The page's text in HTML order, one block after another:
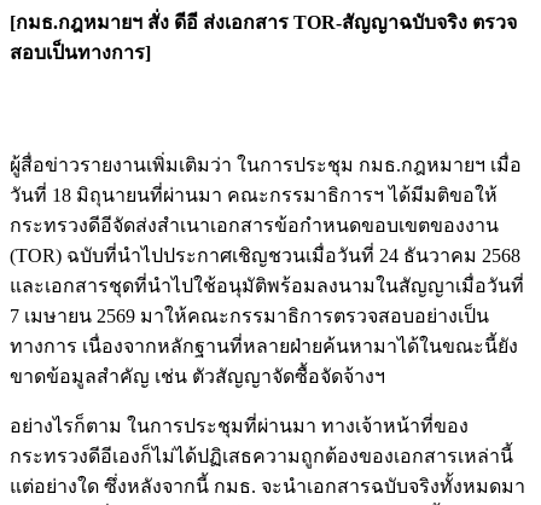
[กมธ.กฎหมายฯ สั่ง ดีอี ส่งเอกสาร TOR-สัญญาฉบับจริง ตรวจ
สอบเป็นทางการ]
ผู้สื่อข่าวรายงานเพิ่มเติมว่า ในการประชุม กมธ.กฎหมายฯ เมื่อ
วันที่ 18 มิถุนายนที่ผ่านมา คณะกรรมาธิการฯ ได้มีมติขอให้
กระทรวงดีอีจัดส่งสำเนาเอกสารข้อกำหนดขอบเขตของงาน
(TOR) ฉบับที่นำไปประกาศเชิญชวนเมื่อวันที่ 24 ธันวาคม 2568
และเอกสารชุดที่นำไปใช้อนุมัติพร้อมลงนามในสัญญาเมื่อวันที่
7 เมษายน 2569 มาให้คณะกรรมาธิการตรวจสอบอย่างเป็น
ทางการ เนื่องจากหลักฐานที่หลายฝ่ายค้นหามาได้ในขณะนี้ยัง
ขาดข้อมูลสำคัญ เช่น ตัวสัญญาจัดซื้อจัดจ้างฯ
อย่างไรก็ตาม ในการประชุมที่ผ่านมา ทางเจ้าหน้าที่ของ
กระทรวงดีอีเองก็ไม่ได้ปฏิเสธความถูกต้องของเอกสารเหล่านี้
แต่อย่างใด ซึ่งหลังจากนี้ กมธ. จะนำเอกสารฉบับจริงทั้งหมดมา